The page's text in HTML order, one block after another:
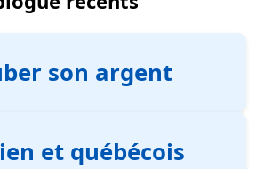
son argent
et québécois